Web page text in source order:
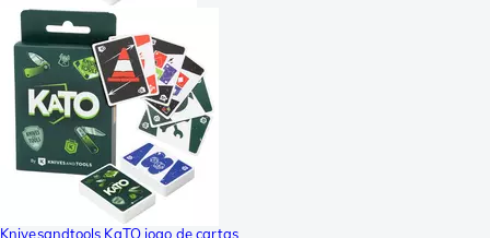
Knivesandtools KaTO jogo de cartas